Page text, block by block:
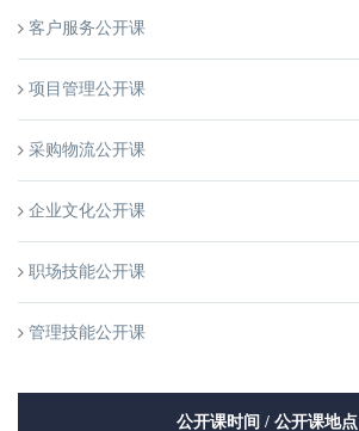
客户服务公开课
项目管理公开课
采购物流公开课
企业文化公开课
职场技能公开课
管理技能公开课
公开课时间 / 公开课地点